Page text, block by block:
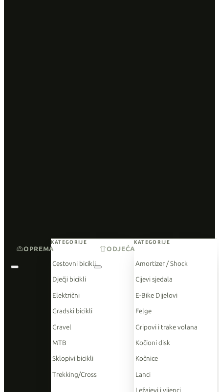
KATEGORIJE
Cestovni bicikli
Dječji bicikli
Električni
Gradski bicikli
Gravel
MTB
Sklopivi bicikli
Trekking/Cross
KATEGORIJE
Amortizer / Shock
Cijevi sjedala
E-Bike Dijelovi
Felge
Gripovi i trake volana
Kočioni disk
Kočnice
Lanci
OPREMA ODJEĆA